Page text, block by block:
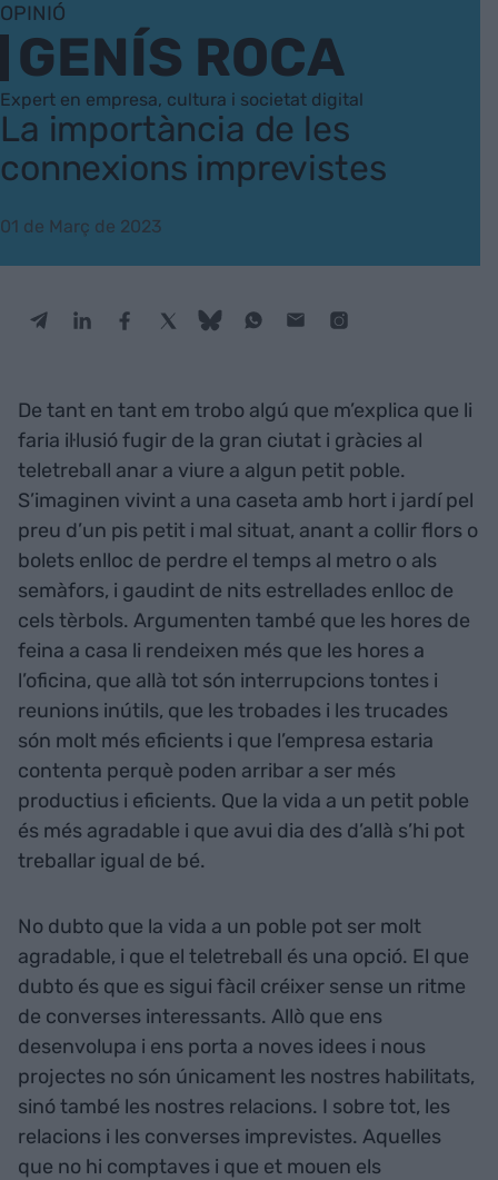
OPINIÓ
GENÍS ROCA
Expert en empresa, cultura i societat digital
La importància de les
connexions imprevistes
01 de Març de 2023
De tant en tant em trobo algú que m’explica que li
faria il·lusió fugir de la gran ciutat i gràcies al
teletreball anar a viure a algun petit poble.
S’imaginen vivint a una caseta amb hort i jardí pel
preu d’un pis petit i mal situat, anant a collir flors o
bolets enlloc de perdre el temps al metro o als
semàfors, i gaudint de nits estrellades enlloc de
cels tèrbols. Argumenten també que les hores de
feina a casa li rendeixen més que les hores a
l’oficina, que allà tot són interrupcions tontes i
reunions inútils, que les trobades i les trucades
són molt més eficients i que l’empresa estaria
contenta perquè poden arribar a ser més
productius i eficients. Que la vida a un petit poble
és més agradable i que avui dia des d’allà s’hi pot
treballar igual de bé.
No dubto que la vida a un poble pot ser molt
agradable, i que el teletreball és una opció. El que
dubto és que es sigui fàcil créixer sense un ritme
de converses interessants. Allò que ens
desenvolupa i ens porta a noves idees i nous
projectes no són únicament les nostres habilitats,
sinó també les nostres relacions. I sobre tot, les
relacions i les converses imprevistes. Aquelles
que no hi comptaves i que et mouen els